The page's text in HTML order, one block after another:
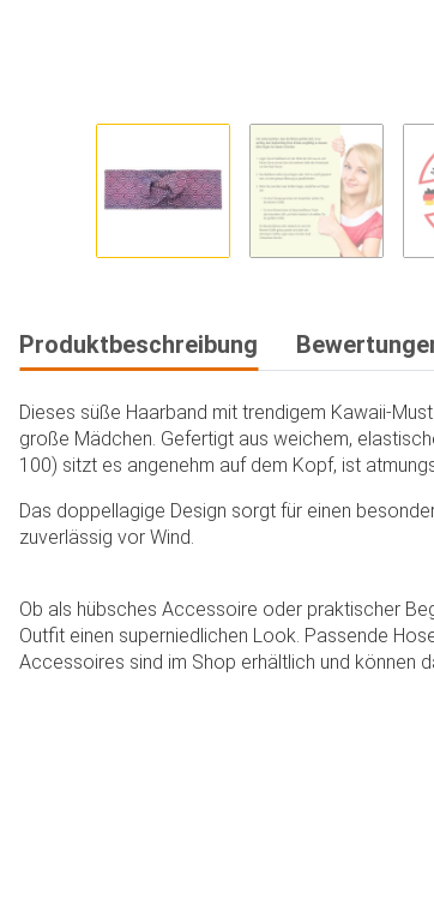
Produktbeschreibung
Dieses süße Haarband mit trendigem Kawaii-
große Mädchen. Gefertigt aus weichem,
100) sitzt es angenehm auf dem Kopf, ist
Das doppellagige Design sorgt für einen
zuverlässig vor Wind.
Ob als hübsches Accessoire oder praktischer
Outfit einen superniedlichen Look. Passende
Accessoires sind im Shop erhältlich und können